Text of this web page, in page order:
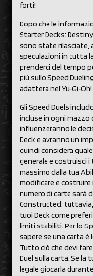
forti!
Dopo che le
Starter Decks:
sono state rilasciate,
speculazioni in tutta
prenderci del tempo
più sullo Speed
adatterà nel Yu‑Gi‑Oh!
Gli Speed Duels
incluse in ogni mazzo
influenzeranno le
Deck e avranno un
quindi considera
generale e costruisci
massimo dalla tua
modificare e costruire
numero di carte sarà
Constructed;
tuoi Deck come
limiti stabiliti. Per lo
sapere se una carta è
Tutto ciò che devi
Duel sulla carta. Se la
legale giocarla